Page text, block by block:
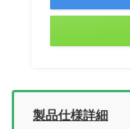
製品仕様詳細